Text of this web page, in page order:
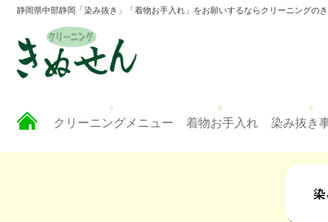
静岡県中部静岡「染み抜き」「着物お手入れ」をお願いするならクリーニングの
. クリーニングメニュー 着物お手入れ 染み抜き